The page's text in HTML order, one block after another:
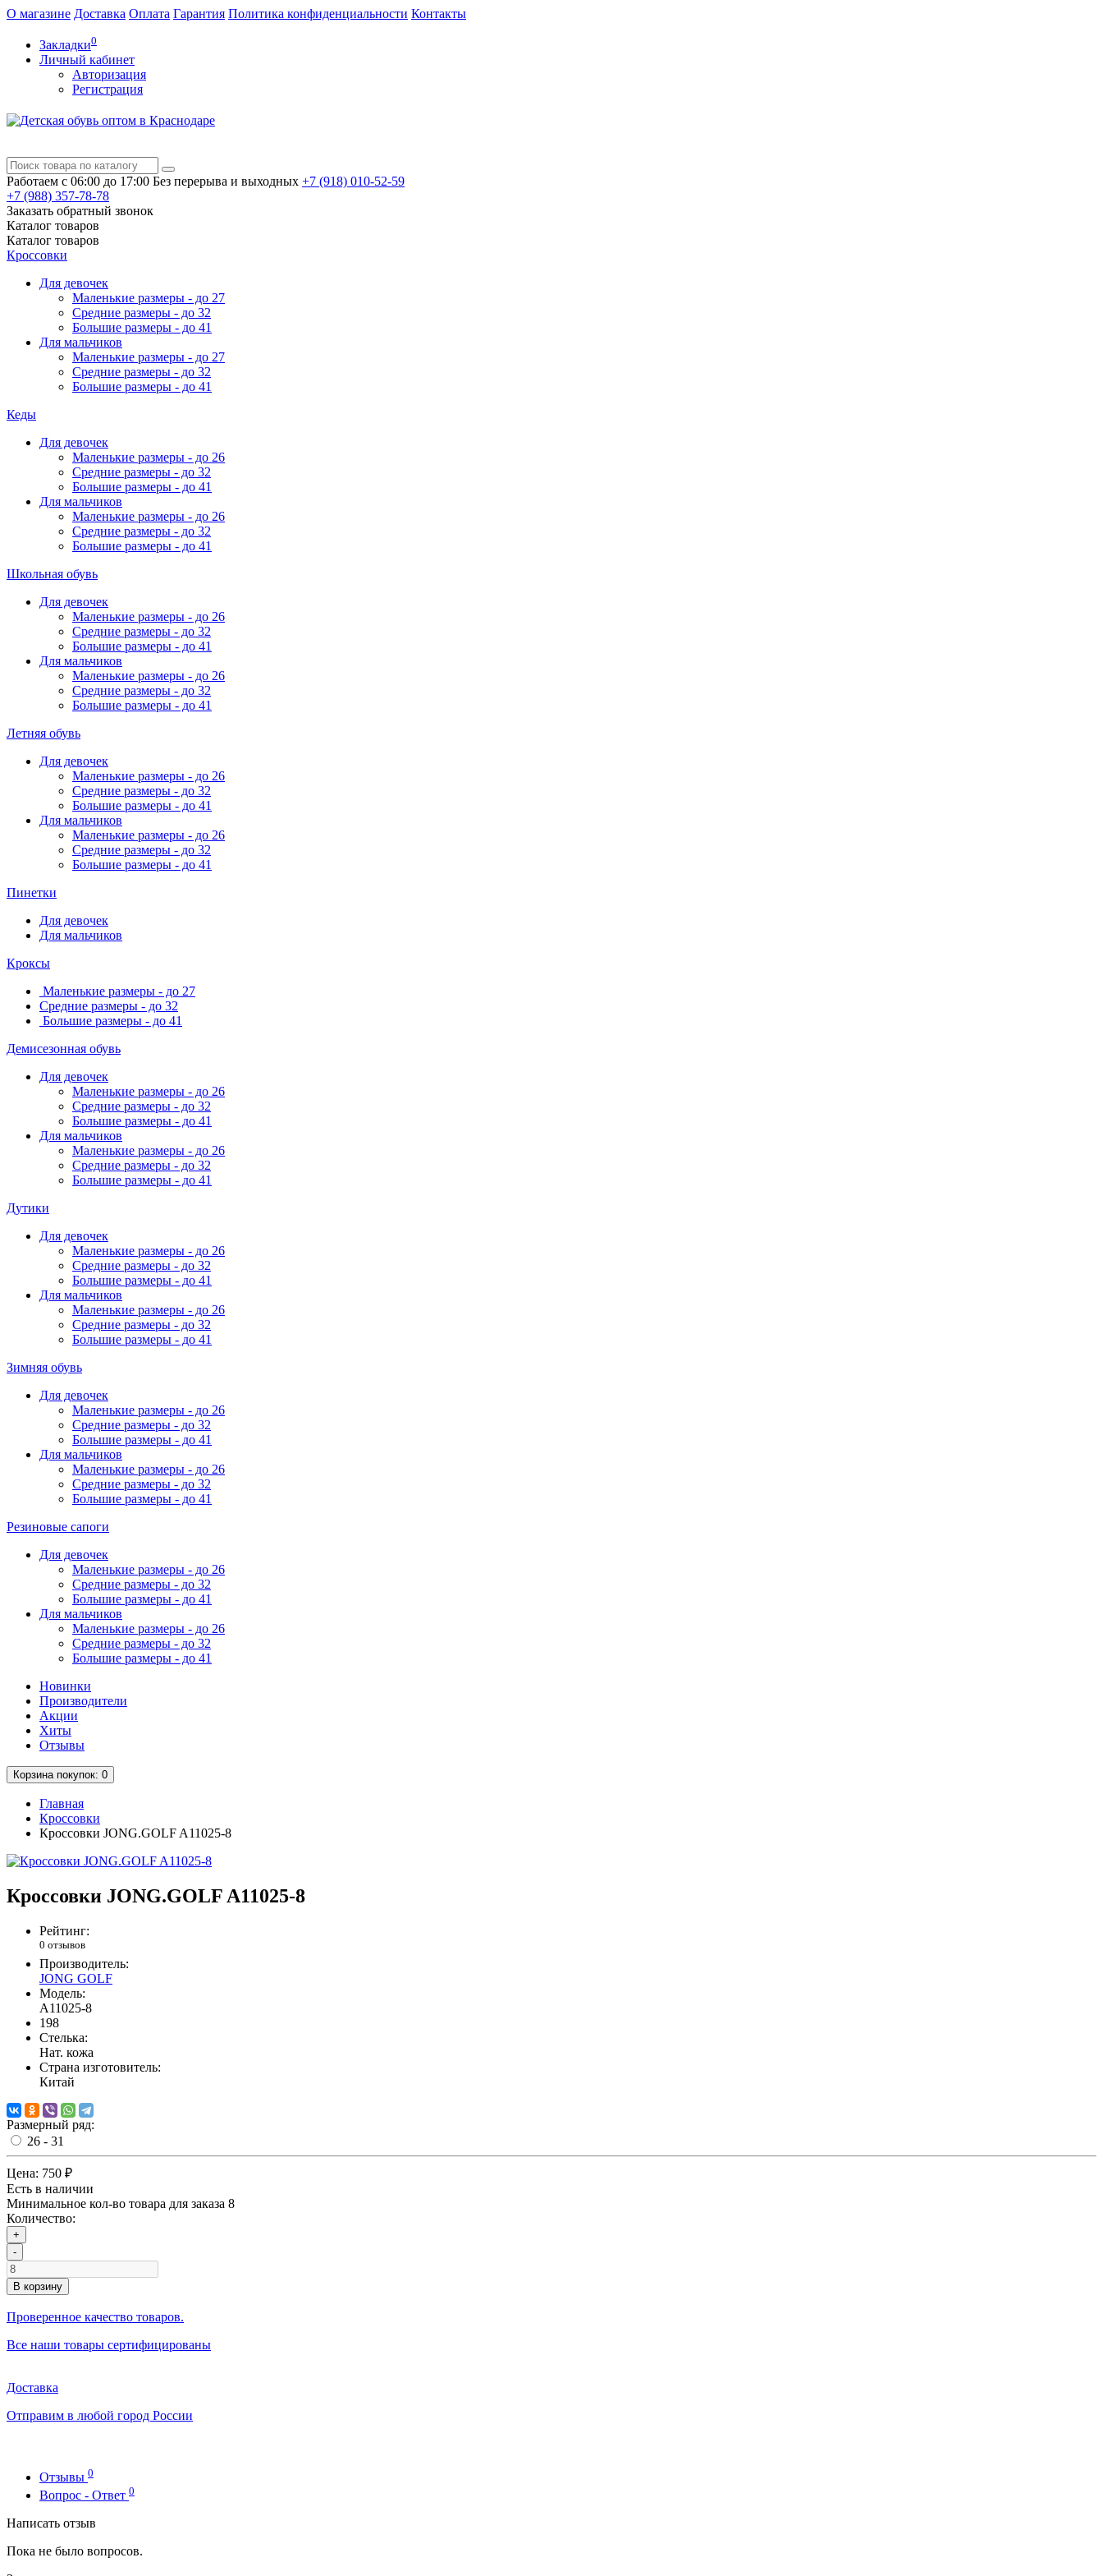
О магазине Доставка Оплата Гарантия Политика конфиденциальности Контакты
Закладки0
Личный кабинет
Авторизация
Регистрация
Работаем с 06:00 до 17:00 Без перерыва и выходных +7 (918) 010-52-59
+7 (988) 357-78-78
Заказать обратный звонок
Каталог товаров
Каталог товаров
Кроссовки
Для девочек
Маленькие размеры - до 27
Средние размеры - до 32
Большие размеры - до 41
Для мальчиков
Маленькие размеры - до 27
Средние размеры - до 32
Большие размеры - до 41
Кеды
Для девочек
Маленькие размеры - до 26
Средние размеры - до 32
Большие размеры - до 41
Для мальчиков
Маленькие размеры - до 26
Средние размеры - до 32
Большие размеры - до 41
Школьная обувь
Для девочек
Маленькие размеры - до 26
Средние размеры - до 32
Большие размеры - до 41
Для мальчиков
Маленькие размеры - до 26
Средние размеры - до 32
Большие размеры - до 41
Летняя обувь
Для девочек
Маленькие размеры - до 26
Средние размеры - до 32
Большие размеры - до 41
Для мальчиков
Маленькие размеры - до 26
Средние размеры - до 32
Большие размеры - до 41
Пинетки
Для девочек
Для мальчиков
Кроксы
Маленькие размеры - до 27
Средние размеры - до 32
Большие размеры - до 41
Демисезонная обувь
Для девочек
Маленькие размеры - до 26
Средние размеры - до 32
Большие размеры - до 41
Для мальчиков
Маленькие размеры - до 26
Средние размеры - до 32
Большие размеры - до 41
Дутики
Для девочек
Маленькие размеры - до 26
Средние размеры - до 32
Большие размеры - до 41
Для мальчиков
Маленькие размеры - до 26
Средние размеры - до 32
Большие размеры - до 41
Зимняя обувь
Для девочек
Маленькие размеры - до 26
Средние размеры - до 32
Большие размеры - до 41
Для мальчиков
Маленькие размеры - до 26
Средние размеры - до 32
Большие размеры - до 41
Резиновые сапоги
Для девочек
Маленькие размеры - до 26
Средние размеры - до 32
Большие размеры - до 41
Для мальчиков
Маленькие размеры - до 26
Средние размеры - до 32
Большие размеры - до 41
Новинки
Производители
Акции
Хиты
Отзывы
Корзинапокупок: 0
Главная
Кроссовки
Кроссовки JONG.GOLF A11025-8
Кроссовки JONG.GOLF A11025-8
Рейтинг:
0 отзывов
Производитель:
JONG GOLF
Модель:
A11025-8
198
Стелька:
Нат. кожа
Страна изготовитель:
Китай
Размерный ряд:
26 - 31
Цена: 750 ₽
Есть в наличии
Минимальное кол-во товара для заказа 8
Количество:
+
-
В корзину
Проверенное качество товаров.
Все наши товары сертифицированы
Доставка
Отправим в любой город России
Отзывы 0
Вопрос - Ответ 0
Написать отзыв
Пока не было вопросов.